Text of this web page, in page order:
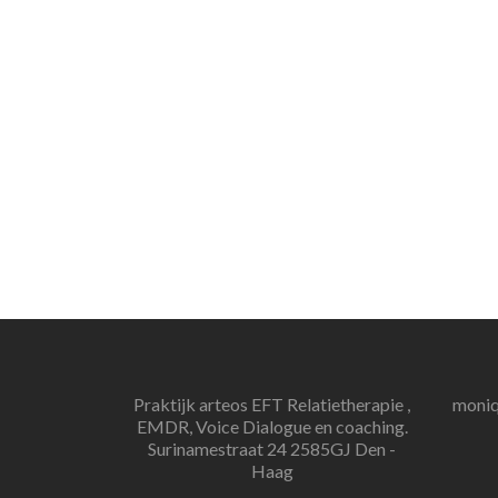
Praktijk arteos EFT Relatietherapie ,
EMDR, Voice Dialogue en coaching.
Surinamestraat 24 2585GJ Den -
Haag